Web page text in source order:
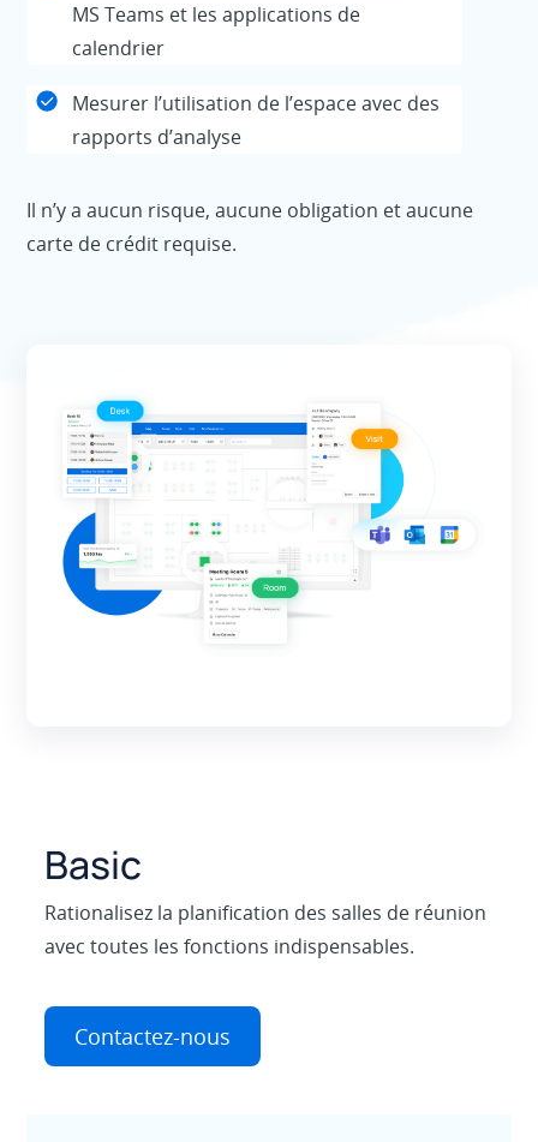
MS Teams et les applications de
calendrier
Mesurer l’utilisation de l’espace avec des
rapports d’analyse
Il n’y a aucun risque, aucune obligation et aucune
carte de crédit requise.
Basic
Rationalisez la planification des salles de réunion
avec toutes les fonctions indispensables.
Contactez-nous